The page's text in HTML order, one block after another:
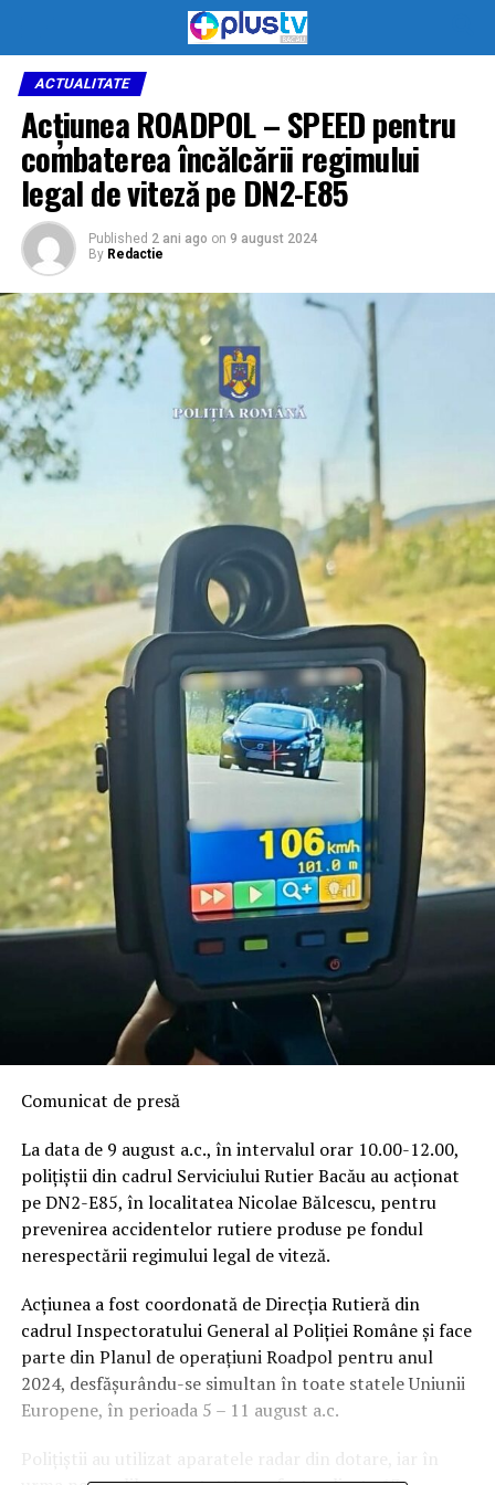
ACTUALITATE
Acțiunea ROADPOL – SPEED pentru
combaterea încălcării regimului
legal de viteză pe DN2-E85
Published 2 ani ago on 9 august 2024
By Redactie
Comunicat de presă
La data de 9 august a.c., în intervalul orar 10.00-12.00,
polițiștii din cadrul Serviciului Rutier Bacău au acționat
pe DN2-E85, în localitatea Nicolae Bălcescu, pentru
prevenirea accidentelor rutiere produse pe fondul
nerespectării regimului legal de viteză.
Acțiunea a fost coordonată de Direcția Rutieră din
cadrul Inspectoratului General al Poliției Române și face
parte din Planul de operațiuni Roadpol pentru anul
2024, desfășurându-se simultan în toate statele Uniunii
Europene, în perioada 5 – 11 august a.c.
Polițiștii au utilizat aparatele radar din dotare, iar în